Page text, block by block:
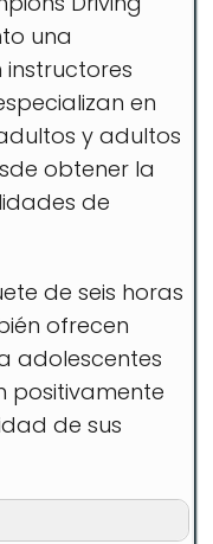
una
en
y adultos
obtener la
de
de seis horas
ofrecen
adolescentes
positivamente
de sus